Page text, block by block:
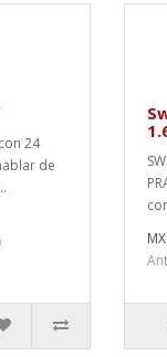
24
de